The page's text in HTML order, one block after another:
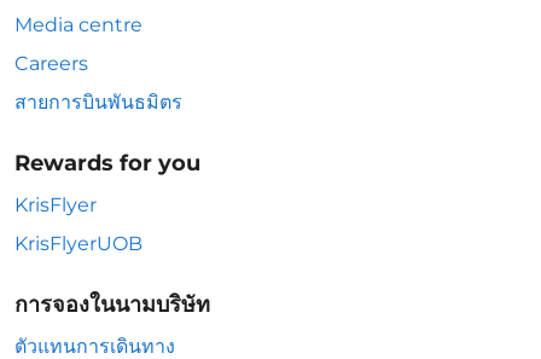
Media centre
Careers
สายการบินพันธมิตร
Rewards for you
KrisFlyer
KrisFlyerUOB
การจองในนามบริษัท
ตัวแทนการเดินทาง